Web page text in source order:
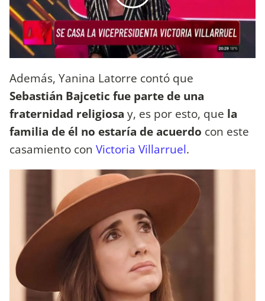
Además, Yanina Latorre contó que
Sebastián Bajcetic fue parte de una
fraternidad religiosa y, es por esto, que la
familia de él no estaría de acuerdo con este
casamiento con Victoria Villarruel.